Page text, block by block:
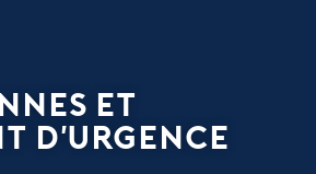
et
d'urgence